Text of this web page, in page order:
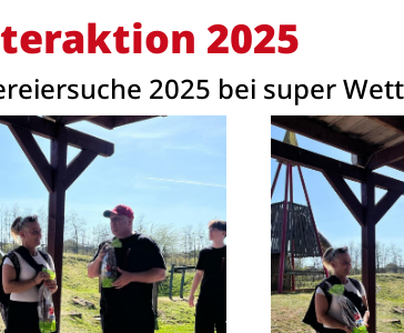
2025
2025 bei super
Anschrift
Turnverein Jahn-Rheine 1885 e.V.
Germanenallee 4
(für Navigationsgeräte
6)
48429 Rheine